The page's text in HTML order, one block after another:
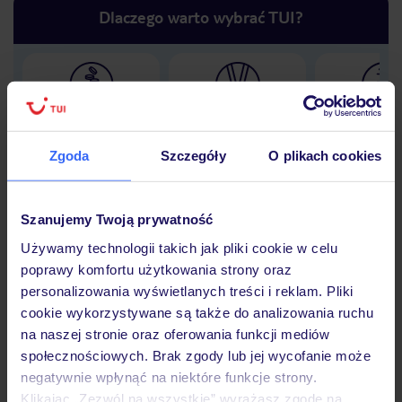
Zgoda Szczegóły O plikach cookies
Szanujemy Twoją prywatność
Używamy technologii takich jak pliki cookie w celu
poprawy komfortu użytkowania strony oraz
personalizowania wyświetlanych treści i reklam. Pliki
cookie wykorzystywane są także do analizowania ruchu
na naszej stronie oraz oferowania funkcji mediów
społecznościowych. Brak zgody lub jej wycofanie może
negatywnie wpłynąć na niektóre funkcje strony.
Klikając „Zezwól na wszystkie” wyrażasz zgodę na
Dlaczego warto wybrać TUI?
Lider niskich cen
podróży w Polsce
30 lat w
Hotel
Opinie
Pokoje